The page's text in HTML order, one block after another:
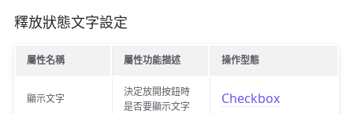
釋放狀態文字設定
屬性名稱 屬性功能描述 操作型態
顯示文字
決定放開按鈕時
是否要顯示文字
Checkbox